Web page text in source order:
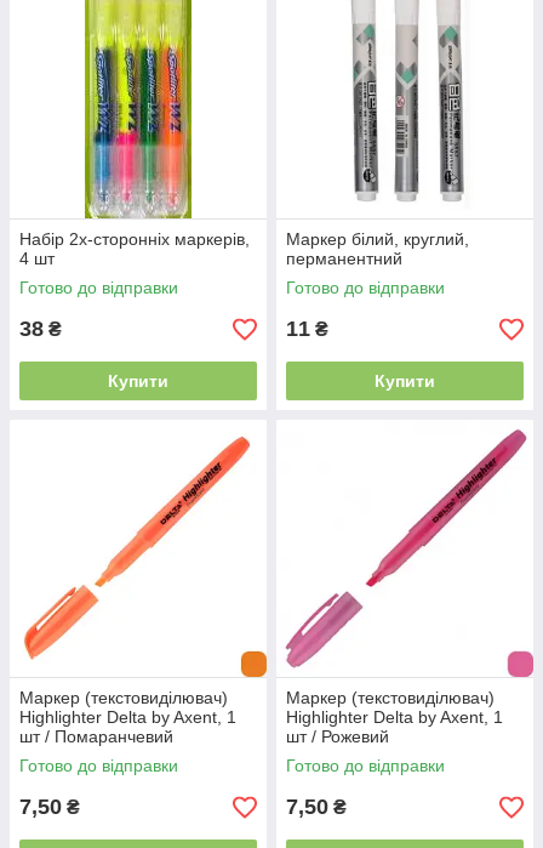
Набір 2х-сторонніх маркерів,
4 шт
Готово до відправки
38 ₴
Купити
Маркер білий, круглий,
перманентний
Готово до відправки
11 ₴
Купити
Маркер (текстовиділювач)
Highlighter Delta by Axent, 1
шт / Помаранчевий
Готово до відправки
7,50 ₴
Маркер (текстовиділювач)
Highlighter Delta by Axent, 1
шт / Рожевий
Готово до відправки
7,50 ₴